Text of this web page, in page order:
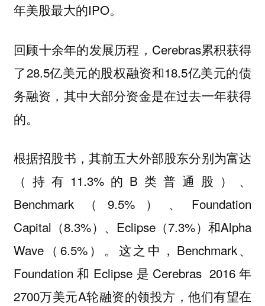
年美股最大的IPO。
回顾十余年的发展历程，Cerebras累积获得
了28.5亿美元的股权融资和18.5亿美元的债
务融资，其中大部分资金是在过去一年获得
的。
根据招股书，其前五大外部股东分别为富达
（持有11.3%的B类普通股）、
Benchmark（9.5%）、Foundation
Capital（8.3%）、Eclipse（7.3%）和Alpha
Wave（6.5%）。这之中，Benchmark、
Foundation和Eclipse是Cerebras 2016年
2700万美元A轮融资的领投方，他们有望在